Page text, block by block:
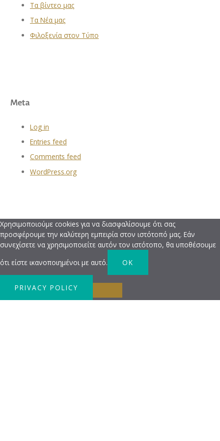
Τα βίντεο μας
Τα Νέα μας
Φιλοξενία στον Τύπο
Meta
Log in
Entries feed
Comments feed
WordPress.org
Χρησιμοποιούμε cookies για να διασφαλίσουμε ότι σας
προσφέρουμε την καλύτερη εμπειρία στον ιστότοπό μας. Εάν
συνεχίσετε να χρησιμοποιείτε αυτόν τον ιστότοπο, θα υποθέσουμε
ότι είστε ικανοποιημένοι με αυτό.
OK
PRIVACY POLICY